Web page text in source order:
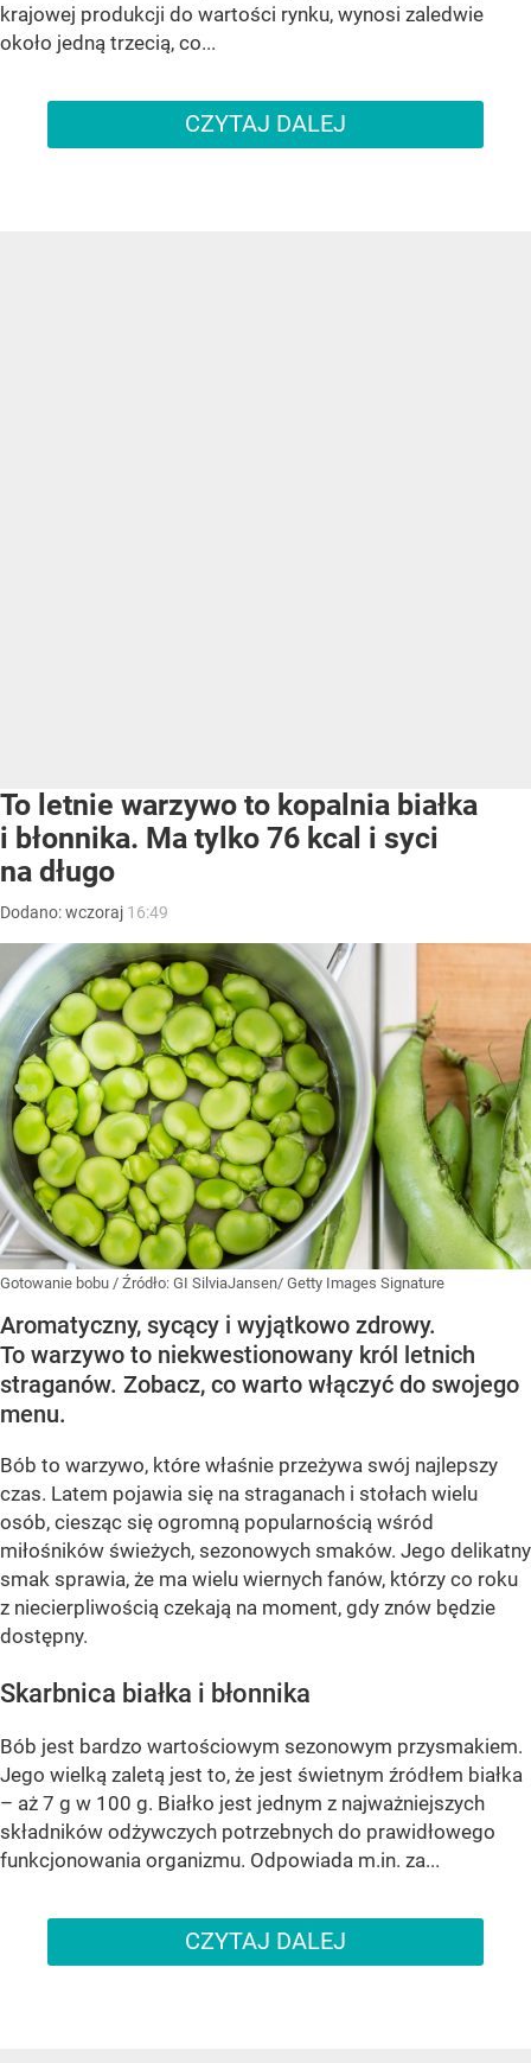
krajowej produkcji do wartości rynku, wynosi zaledwie
około jedną trzecią, co...
CZYTAJ DALEJ
To letnie warzywo to kopalnia białka
i błonnika. Ma tylko 76 kcal i syci
na długo
Dodano:wczoraj 16:49
Gotowanie bobu / Źródło: GI SilviaJansen/ Getty Images Signature
Aromatyczny, sycący i wyjątkowo zdrowy.
To warzywo to niekwestionowany król letnich
straganów. Zobacz, co warto włączyć do swojego
menu.
Bób to warzywo, które właśnie przeżywa swój najlepszy
czas. Latem pojawia się na straganach i stołach wielu
osób, ciesząc się ogromną popularnością wśród
miłośników świeżych, sezonowych smaków. Jego delikatny
smak sprawia, że ma wielu wiernych fanów, którzy co roku
z niecierpliwością czekają na moment, gdy znów będzie
dostępny.
Skarbnica białka i błonnika
Bób jest bardzo wartościowym sezonowym przysmakiem.
Jego wielką zaletą jest to, że jest świetnym źródłem białka
– aż 7 g w 100 g. Białko jest jednym z najważniejszych
składników odżywczych potrzebnych do prawidłowego
funkcjonowania organizmu. Odpowiada m.in. za...
CZYTAJ DALEJ